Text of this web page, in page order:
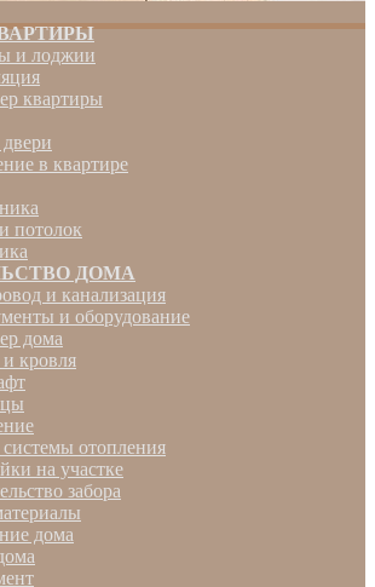
и лоджии
квартиры
в квартире
потолок
ДОМА
и канализация
и оборудование
дома
кровля
отопления
на участке
забора
дома